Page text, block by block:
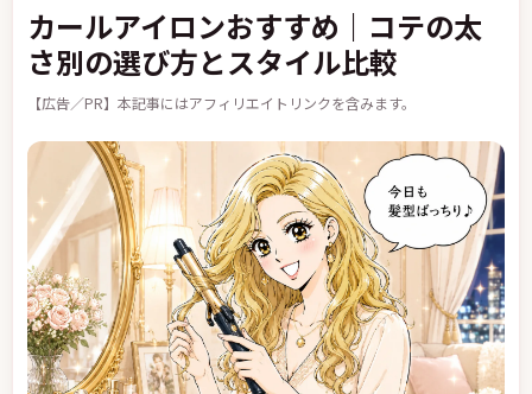
カールアイロンおすすめ｜コテの太
さ別の選び方とスタイル比較
【広告／PR】本記事にはアフィリエイトリンクを含みます。